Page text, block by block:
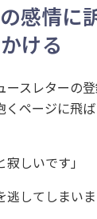
感情に
ける
ースレターの
くページに飛
寂しいです」
逃してしまいま